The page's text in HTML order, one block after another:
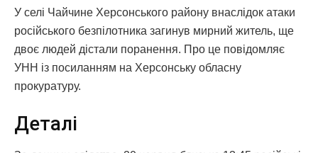
У селі Чайчине Херсонського району внаслідок атаки
російського безпілотника загинув мирний житель, ще
двоє людей дістали поранення. Про це повідомляє
УНН із посиланням на Херсонську обласну
прокуратуру.
Деталі